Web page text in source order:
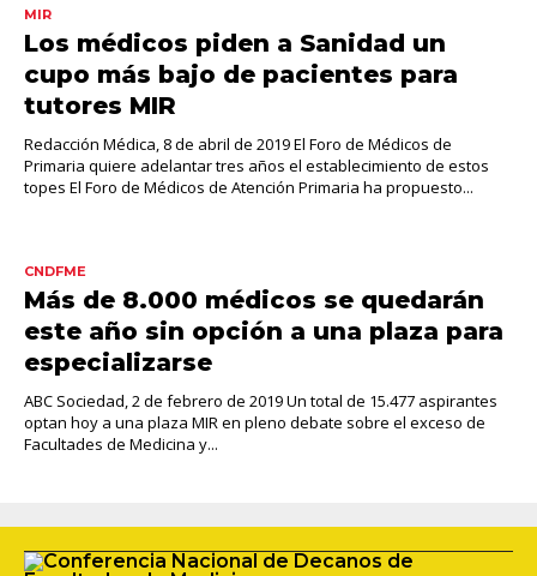
MIR
Los médicos piden a Sanidad un
cupo más bajo de pacientes para
tutores MIR
Redacción Médica, 8 de abril de 2019 El Foro de Médicos de
Primaria quiere adelantar tres años el establecimiento de estos
topes El Foro de Médicos de Atención Primaria ha propuesto...
CNDFME
Más de 8.000 médicos se quedarán
este año sin opción a una plaza para
especializarse
ABC Sociedad, 2 de febrero de 2019 Un total de 15.477 aspirantes
optan hoy a una plaza MIR en pleno debate sobre el exceso de
Facultades de Medicina y...